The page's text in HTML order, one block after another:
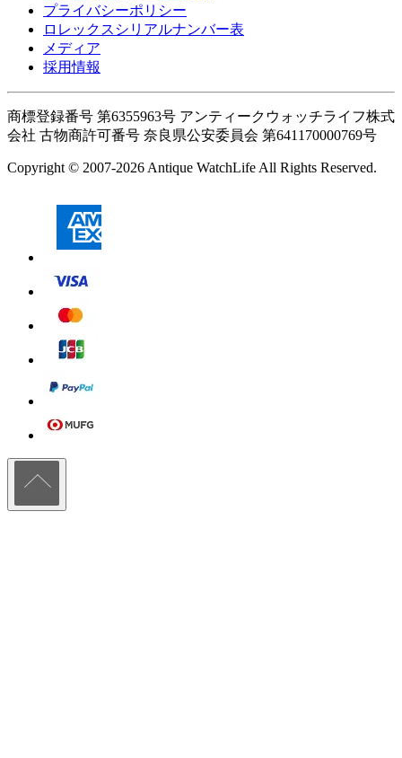
プライバシーポリシー
ロレックスシリアルナンバー表
メディア
採用情報
商標登録番号 第6355963号 アンティークウォッチライフ株式
会社 古物商許可番号 奈良県公安委員会 第641170000769号
Copyright © 2007-2026 Antique WatchLife All Rights Reserved.